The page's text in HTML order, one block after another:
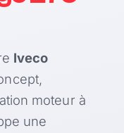
Iveco
moteur à
une